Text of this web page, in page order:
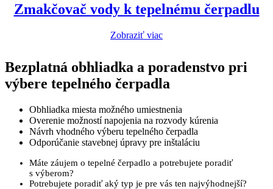
Zmakčovač vody k tepelnému čerpadlu
Zobraziť viac
Bezplatná obhliadka a poradenstvo pri
výbere tepelného čerpadla
Obhliadka miesta možného umiestnenia
Overenie možností napojenia na rozvody kúrenia
Návrh vhodného výberu tepelného čerpadla
Odporúčanie stavebnej úpravy pre inštaláciu
Máte záujem o tepelné čerpadlo a potrebujete poradiť
s výberom?
Potrebujete poradiť aký typ je pre vás ten najvýhodnejší?